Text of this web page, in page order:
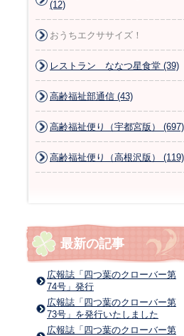
(12)
おうちエクササイズ！
レストラン ななつ星食堂 (39)
高齢福祉部通信 (43)
高齢福祉便り（宇都宮版） (697)
高齢福祉便り（高根沢版） (119)
最新の記事
広報誌「四つ葉のクローバー第
74号」発行
広報誌「四つ葉のクローバー第
73号」を発行いたしました
広報誌「四つ葉のクローバー第